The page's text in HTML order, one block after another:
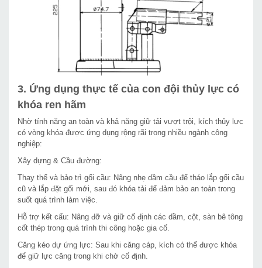
3. Ứng dụng thực tế của con đội thủy lực có
khóa ren hãm
Nhờ tính năng an toàn và khả năng giữ tải vượt trội, kích thủy lực
có vòng khóa được ứng dụng rộng rãi trong nhiều ngành công
nghiệp:
Xây dựng & Cầu đường:
Thay thế và bảo trì gối cầu: Nâng nhẹ dầm cầu để tháo lắp gối cầu
cũ và lắp đặt gối mới, sau đó khóa tải để đảm bảo an toàn trong
suốt quá trình làm việc.
Hỗ trợ kết cấu: Nâng đỡ và giữ cố định các dầm, cột, sàn bê tông
cốt thép trong quá trình thi công hoặc gia cố.
Căng kéo dự ứng lực: Sau khi căng cáp, kích có thể được khóa
để giữ lực căng trong khi chờ cố định.